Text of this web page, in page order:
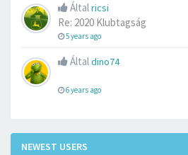
Általricsi
Re: 2020 Klubtagság
5 years ago
Általdino74
6 years ago
NEWEST USERS